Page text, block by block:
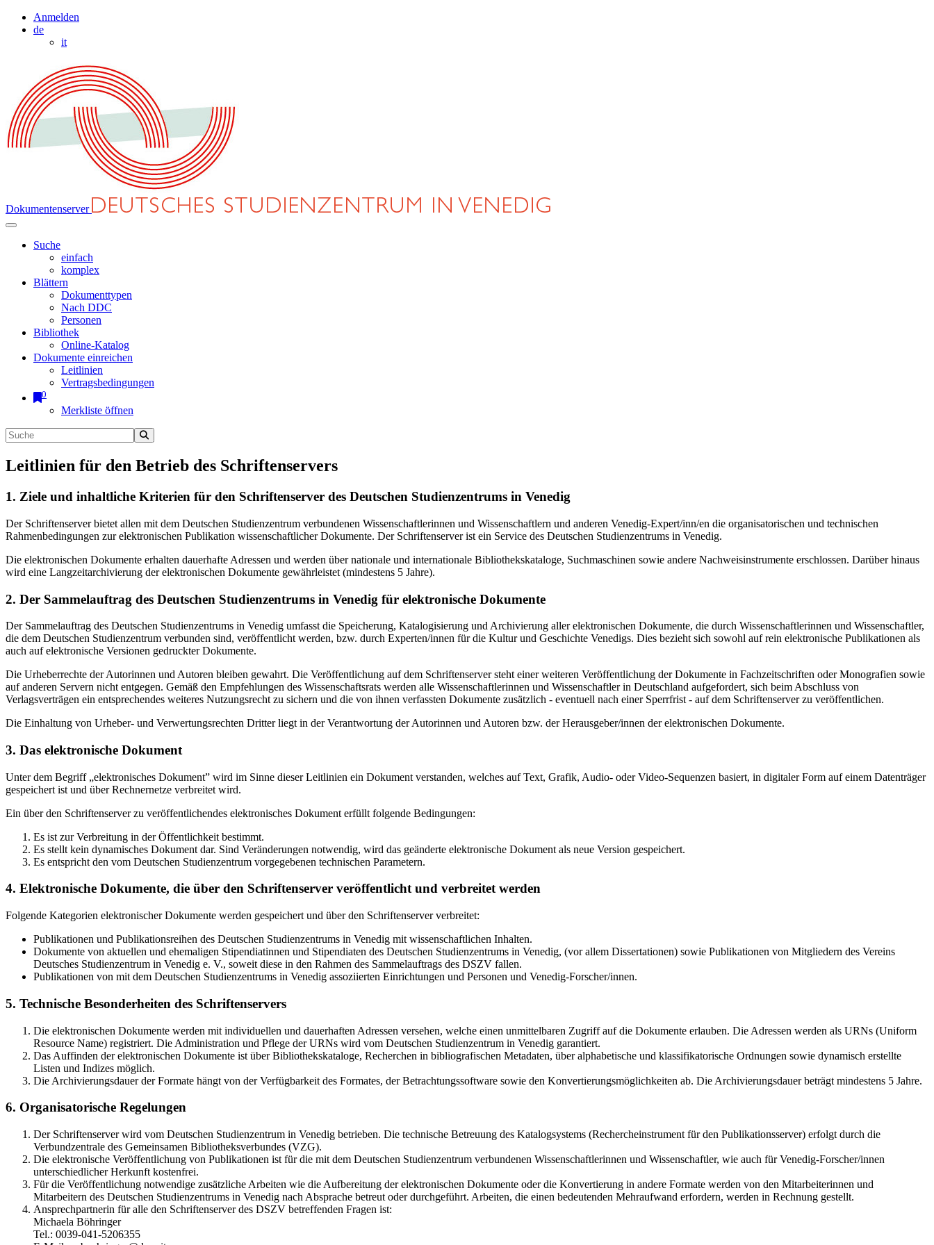
Anmelden
de
it
Dokumentenserver
Suche
einfach
komplex
Blättern
Dokumenttypen
Nach DDC
Personen
Bibliothek
Online-Katalog
Dokumente einreichen
Leitlinien
Vertragsbedingungen
0
Merkliste öffnen
Leitlinien für den Betrieb des Schriftenservers
1. Ziele und inhaltliche Kriterien für den Schriftenserver des Deutschen Studienzentrums in Venedig
Der Schriftenserver bietet allen mit dem Deutschen Studienzentrum verbundenen Wissenschaftlerinnen und Wissenschaftlern und anderen Venedig-Expert/inn/en die organisatorischen und technischen
Rahmenbedingungen zur elektronischen Publikation wissenschaftlicher Dokumente. Der Schriftenserver ist ein Service des Deutschen Studienzentrums in Venedig.
Die elektronischen Dokumente erhalten dauerhafte Adressen und werden über nationale und internationale Bibliothekskataloge, Suchmaschinen sowie andere Nachweisinstrumente erschlossen. Darüber hinaus
wird eine Langzeitarchivierung der elektronischen Dokumente gewährleistet (mindestens 5 Jahre).
2. Der Sammelauftrag des Deutschen Studienzentrums in Venedig für elektronische Dokumente
Der Sammelauftrag des Deutschen Studienzentrums in Venedig umfasst die Speicherung, Katalogisierung und Archivierung aller elektronischen Dokumente, die durch Wissenschaftlerinnen und Wissenschaftler,
die dem Deutschen Studienzentrum verbunden sind, veröffentlicht werden, bzw. durch Experten/innen für die Kultur und Geschichte Venedigs. Dies bezieht sich sowohl auf rein elektronische Publikationen als
auch auf elektronische Versionen gedruckter Dokumente.
Die Urheberrechte der Autorinnen und Autoren bleiben gewahrt. Die Veröffentlichung auf dem Schriftenserver steht einer weiteren Veröffentlichung der Dokumente in Fachzeitschriften oder Monografien sowie
auf anderen Servern nicht entgegen. Gemäß den Empfehlungen des Wissenschaftsrats werden alle Wissenschaftlerinnen und Wissenschaftler in Deutschland aufgefordert, sich beim Abschluss von
Verlagsverträgen ein entsprechendes weiteres Nutzungsrecht zu sichern und die von ihnen verfassten Dokumente zusätzlich - eventuell nach einer Sperrfrist - auf dem Schriftenserver zu veröffentlichen.
Die Einhaltung von Urheber- und Verwertungsrechten Dritter liegt in der Verantwortung der Autorinnen und Autoren bzw. der Herausgeber/innen der elektronischen Dokumente.
3. Das elektronische Dokument
Unter dem Begriff „elektronisches Dokument” wird im Sinne dieser Leitlinien ein Dokument verstanden, welches auf Text, Grafik, Audio- oder Video-Sequenzen basiert, in digitaler Form auf einem Datenträger
gespeichert ist und über Rechnernetze verbreitet wird.
Ein über den Schriftenserver zu veröffentlichendes elektronisches Dokument erfüllt folgende Bedingungen:
Es ist zur Verbreitung in der Öffentlichkeit bestimmt.
Es stellt kein dynamisches Dokument dar. Sind Veränderungen notwendig, wird das geänderte elektronische Dokument als neue Version gespeichert.
Es entspricht den vom Deutschen Studienzentrum vorgegebenen technischen Parametern.
4. Elektronische Dokumente, die über den Schriftenserver veröffentlicht und verbreitet werden
Folgende Kategorien elektronischer Dokumente werden gespeichert und über den Schriftenserver verbreitet:
Publikationen und Publikationsreihen des Deutschen Studienzentrums in Venedig mit wissenschaftlichen Inhalten.
Dokumente von aktuellen und ehemaligen Stipendiatinnen und Stipendiaten des Deutschen Studienzentrums in Venedig, (vor allem Dissertationen) sowie Publikationen von Mitgliedern des Vereins
Deutsches Studienzentrum in Venedig e. V., soweit diese in den Rahmen des Sammelauftrags des DSZV fallen.
Publikationen von mit dem Deutschen Studienzentrums in Venedig assoziierten Einrichtungen und Personen und Venedig-Forscher/innen.
5. Technische Besonderheiten des Schriftenservers
Die elektronischen Dokumente werden mit individuellen und dauerhaften Adressen versehen, welche einen unmittelbaren Zugriff auf die Dokumente erlauben. Die Adressen werden als URNs (Uniform
Resource Name) registriert. Die Administration und Pflege der URNs wird vom Deutschen Studienzentrum in Venedig garantiert.
Das Auffinden der elektronischen Dokumente ist über Bibliothekskataloge, Recherchen in bibliografischen Metadaten, über alphabetische und klassifikatorische Ordnungen sowie dynamisch erstellte
Listen und Indizes möglich.
Die Archivierungsdauer der Formate hängt von der Verfügbarkeit des Formates, der Betrachtungssoftware sowie den Konvertierungsmöglichkeiten ab. Die Archivierungsdauer beträgt mindestens 5 Jahre.
6. Organisatorische Regelungen
Der Schriftenserver wird vom Deutschen Studienzentrum in Venedig betrieben. Die technische Betreuung des Katalogsystems (Rechercheinstrument für den Publikationsserver) erfolgt durch die
Verbundzentrale des Gemeinsamen Bibliotheksverbundes (VZG).
Die elektronische Veröffentlichung von Publikationen ist für die mit dem Deutschen Studienzentrum verbundenen Wissenschaftlerinnen und Wissenschaftler, wie auch für Venedig-Forscher/innen
unterschiedlicher Herkunft kostenfrei.
Für die Veröffentlichung notwendige zusätzliche Arbeiten wie die Aufbereitung der elektronischen Dokumente oder die Konvertierung in andere Formate werden von den Mitarbeiterinnen und
Mitarbeitern des Deutschen Studienzentrums in Venedig nach Absprache betreut oder durchgeführt. Arbeiten, die einen bedeutenden Mehraufwand erfordern, werden in Rechnung gestellt.
Ansprechpartnerin für alle den Schriftenserver des DSZV betreffenden Fragen ist:
Michaela Böhringer
Tel.: 0039-041-5206355